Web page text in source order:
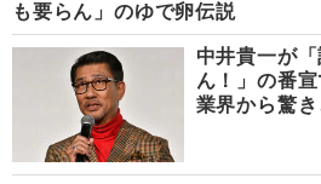
も要らん」のゆで卵伝説
中井貴一が
ん！」の番
業界から驚